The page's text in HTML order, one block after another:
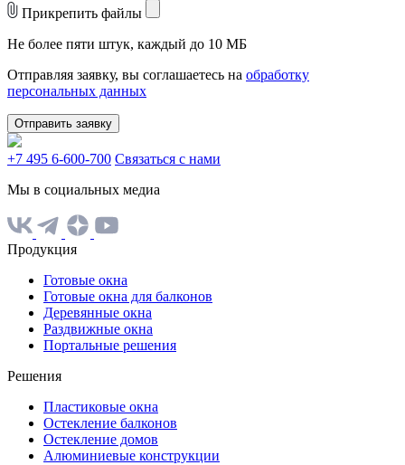
Прикрепить файлы
Не более пяти штук, каждый до 10 МБ
Отправляя заявку, вы соглашаетесь на обработку
персональных данных
Отправить заявку
+7 495 6-600-700 Связаться с нами
Мы в социальных медиа
Продукция
Готовые окна
Готовые окна для балконов
Деревянные окна
Раздвижные окна
Портальные решения
Решения
Пластиковые окна
Остекление балконов
Остекление домов
Алюминиевые конструкции